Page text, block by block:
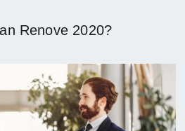
Renove 2020?